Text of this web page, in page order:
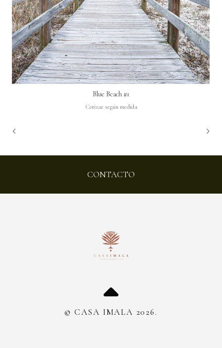
Blue Beach #1
Cotizar según medida
CONTACTO
© CASA IMALA 2026.